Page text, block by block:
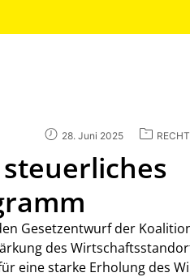
28. Juni 2025 RECHT
Gesetzentwurf der
des
eine starke Erholung des